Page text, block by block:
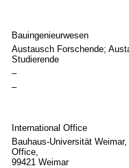
Bauingenieurwesen
Austausch Forschende;
Studierende
–
–
International Office
Bauhaus-Universität
Office,
99421 Weimar